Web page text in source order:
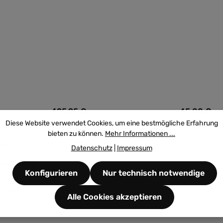
Regulärer Preis:
495,95 €
Preise inkl. MwSt. zzgl. Versandkosten
Regulärer
45,00 €
Preise inkl.
Wert ein oder benutze die
Gib den gewünschten Wert ein
Anzug
Diese Website verwendet Cookies, um eine bestmögliche Erfahrung
bieten zu können. Mehr Informationen ...
Datenschutz| Impressum
Nur technisch notwendige
Konfigurieren
Alle Cookies akzeptieren